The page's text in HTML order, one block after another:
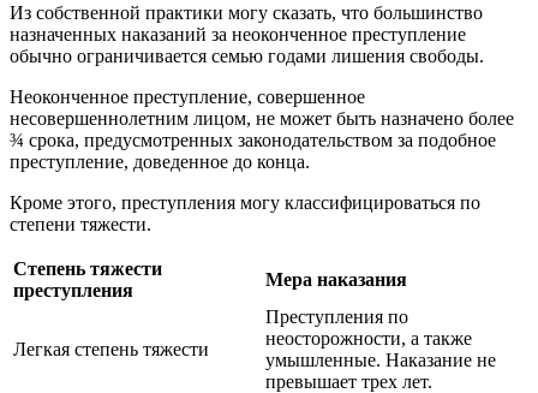
Из собственной практики могу сказать, что большинство
назначенных наказаний за неоконченное преступление
обычно ограничивается семью годами лишения свободы.
Неоконченное преступление, совершенное
несовершеннолетним лицом, не может быть назначено более
¾ срока, предусмотренных законодательством за подобное
преступление, доведенное до конца.
Кроме этого, преступления могу классифицироваться по
степени тяжести.
Степень тяжести
преступления
Мера наказания
Легкая степень тяжести
Преступления по
неосторожности, а также
умышленные. Наказание не
превышает трех лет.